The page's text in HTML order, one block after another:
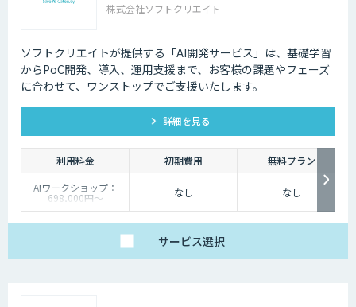
株式会社ソフトクリエイト
ソフトクリエイトが提供する「AI開発サービス」は、基礎学習
からPoC開発、導入、運用支援まで、お客様の課題やフェーズ
に合わせて、ワンストップでご支援いたします。
詳細を見る
利用料金 初期費用
無料プラン
AIワークショップ：
698,000円〜
PoC開発：4,800,000
なし なし
サービス選択